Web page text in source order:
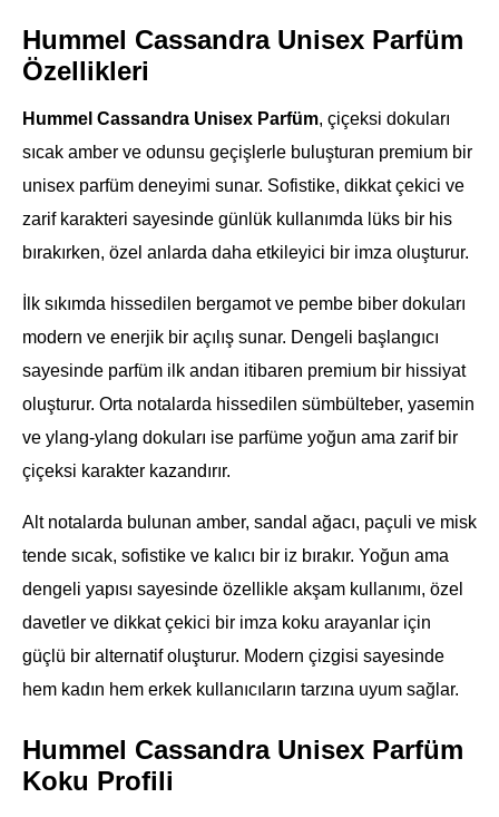
Hummel Cassandra Unisex Parfüm
Özellikleri
Hummel Cassandra Unisex Parfüm, çiçeksi dokuları
sıcak amber ve odunsu geçişlerle buluşturan premium bir
unisex parfüm deneyimi sunar. Sofistike, dikkat çekici ve
zarif karakteri sayesinde günlük kullanımda lüks bir his
bırakırken, özel anlarda daha etkileyici bir imza oluşturur.
İlk sıkımda hissedilen bergamot ve pembe biber dokuları
modern ve enerjik bir açılış sunar. Dengeli başlangıcı
sayesinde parfüm ilk andan itibaren premium bir hissiyat
oluşturur. Orta notalarda hissedilen sümbülteber, yasemin
ve ylang-ylang dokuları ise parfüme yoğun ama zarif bir
çiçeksi karakter kazandırır.
Alt notalarda bulunan amber, sandal ağacı, paçuli ve misk
tende sıcak, sofistike ve kalıcı bir iz bırakır. Yoğun ama
dengeli yapısı sayesinde özellikle akşam kullanımı, özel
davetler ve dikkat çekici bir imza koku arayanlar için
güçlü bir alternatif oluşturur. Modern çizgisi sayesinde
hem kadın hem erkek kullanıcıların tarzına uyum sağlar.
Hummel Cassandra Unisex Parfüm
Koku Profili